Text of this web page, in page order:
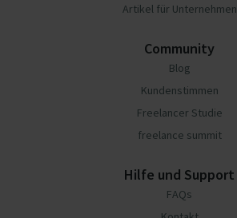
Artikel für Unternehmen
Community
Blog
Kundenstimmen
Freelancer Studie
freelance summit
Hilfe und Support
FAQs